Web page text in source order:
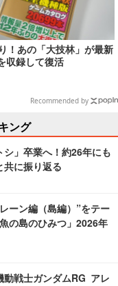
！あの「大技林」が最新
収録して復活
Recommended by
ング
シ」卒業へ！約26年にも
共に振り返る
ーン編（島編）”をテー
の島のひみつ」2026年
動戦士ガンダムRG アレ